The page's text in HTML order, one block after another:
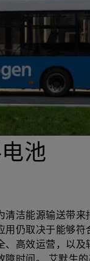
池
清洁能源输送带来
用仍取决于能够符
、高效运营，以及
障时间。 艾默生